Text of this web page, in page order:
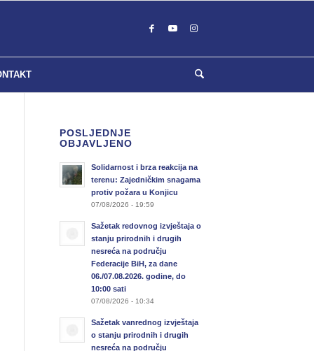
POSLJEDNJE
OBJAVLJENO
Solidarnost i brza reakcija na
terenu: Zajedničkim snagama
protiv požara u Konjicu
07/08/2026 - 19:59
Sažetak redovnog izvještaja o
stanju prirodnih i drugih
nesreća na području
Federacije BiH, za dane
06./07.08.2026. godine, do
10:00 sati
07/08/2026 - 10:34
Sažetak vanrednog izvještaja
o stanju prirodnih i drugih
nesreća na području